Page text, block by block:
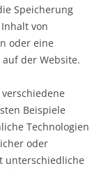
Speicherung
von
oder eine
der Website.
Beispiele
Technologien
oder
unterschiedliche